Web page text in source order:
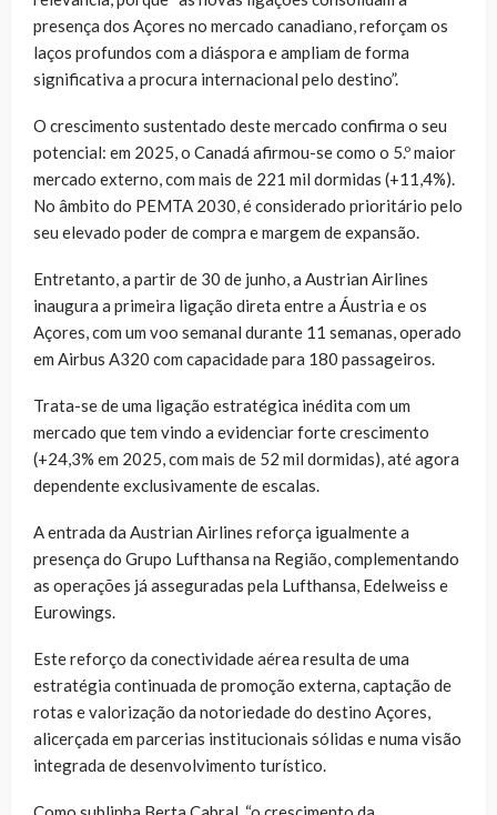
presença dos Açores no mercado canadiano, reforçam os
laços profundos com a diáspora e ampliam de forma
significativa a procura internacional pelo destino”.
O crescimento sustentado deste mercado confirma o seu
potencial: em 2025, o Canadá afirmou-se como o 5.º maior
mercado externo, com mais de 221 mil dormidas (+11,4%).
No âmbito do PEMTA 2030, é considerado prioritário pelo
seu elevado poder de compra e margem de expansão.
Entretanto, a partir de 30 de junho, a Austrian Airlines
inaugura a primeira ligação direta entre a Áustria e os
Açores, com um voo semanal durante 11 semanas, operado
em Airbus A320 com capacidade para 180 passageiros.
Trata-se de uma ligação estratégica inédita com um
mercado que tem vindo a evidenciar forte crescimento
(+24,3% em 2025, com mais de 52 mil dormidas), até agora
dependente exclusivamente de escalas.
A entrada da Austrian Airlines reforça igualmente a
presença do Grupo Lufthansa na Região, complementando
as operações já asseguradas pela Lufthansa, Edelweiss e
Eurowings.
Este reforço da conectividade aérea resulta de uma
estratégia continuada de promoção externa, captação de
rotas e valorização da notoriedade do destino Açores,
alicerçada em parcerias institucionais sólidas e numa visão
integrada de desenvolvimento turístico.